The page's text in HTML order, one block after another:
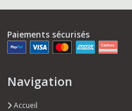
Paiements sécurisés
Navigation
Accueil